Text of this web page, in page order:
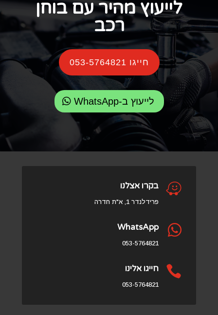
לייעוץ מהיר עם בוחן
רכב
חייגו 053-5764821
לייעוץ ב-WhatsApp
 בקרו אצלנו
פרידלנדר 1, א"ת חדרה

WhatsApp
053-5764821
 חייגו אלינו
053-5764821